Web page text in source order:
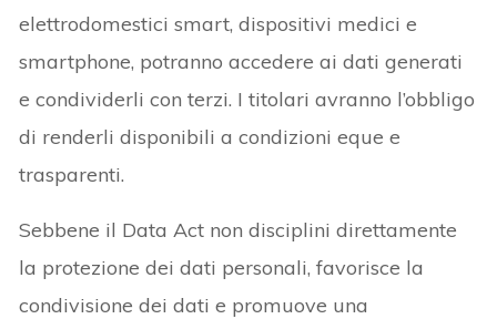
elettrodomestici smart, dispositivi medici e
smartphone, potranno accedere ai dati generati
e condividerli con terzi. I titolari avranno l’obbligo
di renderli disponibili a condizioni eque e
trasparenti.
Sebbene il Data Act non disciplini direttamente
la protezione dei dati personali, favorisce la
condivisione dei dati e promuove una